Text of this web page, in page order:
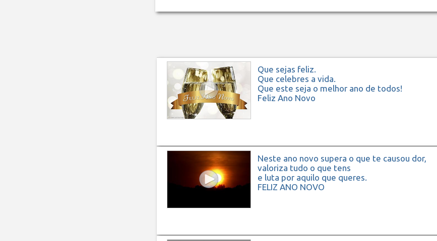
Que sejas feliz.
Que celebres a vida.
Que este seja o melhor ano de todos!
Feliz Ano Novo
Neste ano novo supera o que te causou dor,
valoriza tudo o que tens
e luta por aquilo que queres.
FELIZ ANO NOVO